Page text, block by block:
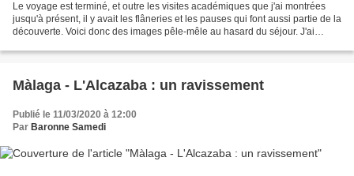
Le voyage est terminé, et outre les visites académiques que j'ai montrées
jusqu'à présent, il y avait les flâneries et les pauses qui font aussi partie de la
découverte. Voici donc des images pêle-mêle au hasard du séjour. J'ai
Màlaga - L'Alcazaba : un ravissement
Publié le 11/03/2020 à 12:00
Par Baronne Samedi